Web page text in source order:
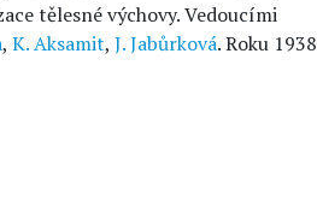
tělesné výchovy. Vedoucími
, K. Aksamit, J. Jabůrková. Roku 1938